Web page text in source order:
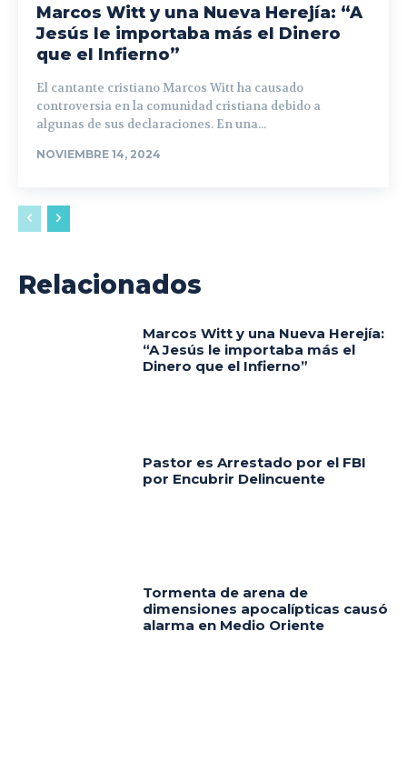
Marcos Witt y una Nueva Herejía: “A
Jesús le importaba más el Dinero
que el Infierno”
El cantante cristiano Marcos Witt ha causado
controversia en la comunidad cristiana debido a
algunas de sus declaraciones. En una...
NOVIEMBRE 14, 2024
Relacionados
Marcos Witt y una Nueva Herejía:
“A Jesús le importaba más el
Dinero que el Infierno”
Pastor es Arrestado por el FBI
por Encubrir Delincuente
Tormenta de arena de
dimensiones apocalípticas causó
alarma en Medio Oriente